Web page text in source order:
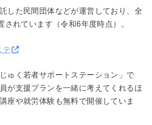
した民間団体などが運営しており、全
されています（令和6年度時点）。
テ
ゅく若者サポートステーション」で
が支援プランを一緒に考えてくれるほ
座や就労体験も無料で開催していま